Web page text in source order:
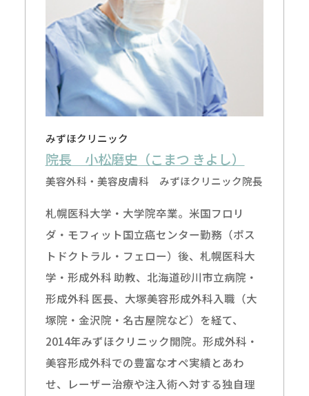
みずほクリニック
院長 小松磨史（こまつ きよし）
美容外科・美容皮膚科 みずほクリニック院長
札幌医科大学・大学院卒業。米国フロリ
ダ・モフィット国立癌センター勤務（ポス
トドクトラル・フェロー）後、札幌医科大
学・形成外科 助教、北海道砂川市立病院・
形成外科 医長、大塚美容形成外科入職（大
塚院・金沢院・名古屋院など）を経て、
2014年みずほクリニック開院。形成外科・
美容形成外科での豊富なオペ実績とあわ
せ、レーザー治療や注入術へ対する独自理